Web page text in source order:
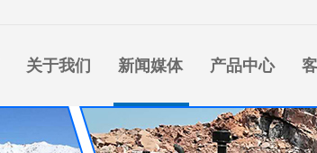
关于我们 新闻媒体 产品中心